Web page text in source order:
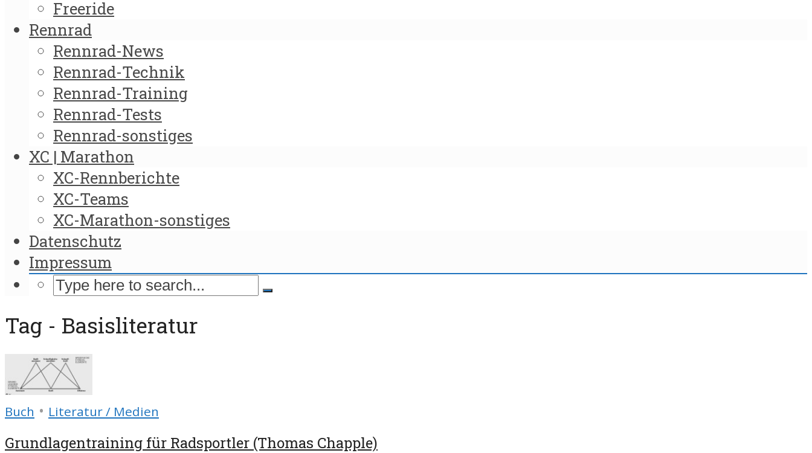
Freeride
Rennrad
Rennrad-News
Rennrad-Technik
Rennrad-Training
Rennrad-Tests
Rennrad-sonstiges
XC | Marathon
XC-Rennberichte
XC-Teams
XC-Marathon-sonstiges
Datenschutz
Impressum
Tag - Basisliteratur
Buch • Literatur / Medien
Grundlagentraining für Radsportler (Thomas Chapple)